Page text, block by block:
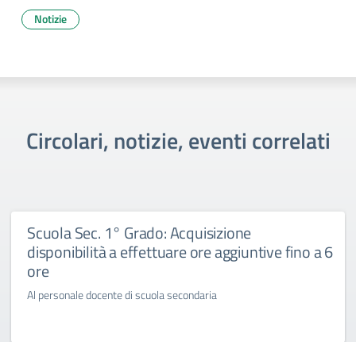
Notizie
Circolari, notizie, eventi correlati
Scuola Sec. 1° Grado: Acquisizione
disponibilità a effettuare ore aggiuntive fino a 6
ore
Al personale docente di scuola secondaria